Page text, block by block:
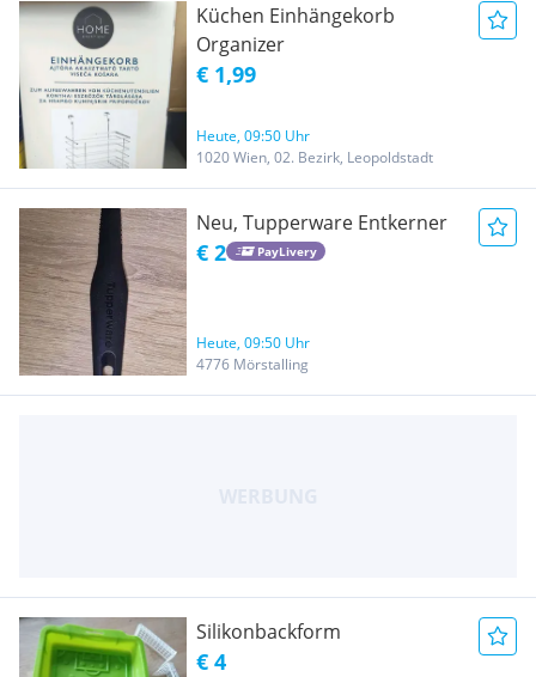
Küchen Einhängekorb
Organizer
€ 1,99
Heute, 09:50 Uhr
1020 Wien, 02. Bezirk, Leopoldstadt
Neu, Tupperware Entkerner
€ 2 PayLivery
Heute, 09:50 Uhr
4776 Mörstalling
Silikonbackform
€ 4